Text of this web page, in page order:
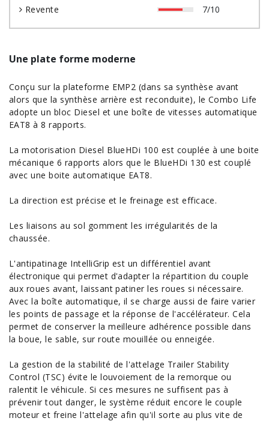
Revente
7/10
Une plate forme moderne
Conçu sur la plateforme EMP2 (dans sa synthèse avant
alors que la synthèse arrière est reconduite), le Combo Life
adopte un bloc Diesel et une boîte de vitesses automatique
EAT8 à 8 rapports.
La motorisation Diesel BlueHDi 100 est couplée à une boite
mécanique 6 rapports alors que le BlueHDi 130 est couplé
avec une boite automatique EAT8.
La direction est précise et le freinage est efficace.
Les liaisons au sol gomment les irrégularités de la
chaussée.
L'antipatinage IntelliGrip est un différentiel avant
électronique qui permet d'adapter la répartition du couple
aux roues avant, laissant patiner les roues si nécessaire.
Avec la boîte automatique, il se charge aussi de faire varier
les points de passage et la réponse de l'accélérateur. Cela
permet de conserver la meilleure adhérence possible dans
la boue, le sable, sur route mouillée ou enneigée.
La gestion de la stabilité de l'attelage Trailer Stability
Control (TSC) évite le louvoiement de la remorque ou
ralentit le véhicule. Si ces mesures ne suffisent pas à
prévenir tout danger, le système réduit encore le couple
moteur et freine l'attelage afin qu'il sorte au plus vite de